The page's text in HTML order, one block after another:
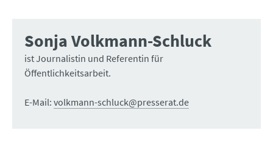
Sonja Volkmann-Schluck
ist Journalistin und Referentin für
Öffentlichkeitsarbeit.
E-Mail: volkmann-schluck@presserat.de